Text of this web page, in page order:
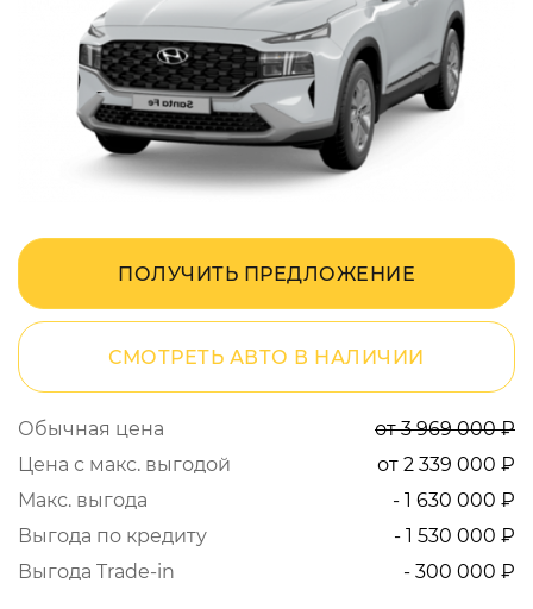
ПОЛУЧИТЬ ПРЕДЛОЖЕНИЕ
СМОТРЕТЬ АВТО В НАЛИЧИИ
Обычная цена
от 3 969 000 ₽
Цена с макс. выгодой
от 2 339 000 ₽
Макс. выгода
- 1 630 000 ₽
Выгода по кредиту
- 1 530 000 ₽
Выгода Trade-in
- 300 000 ₽